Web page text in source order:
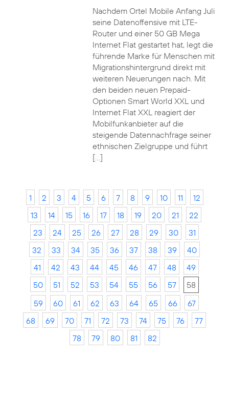
Nachdem Ortel Mobile Anfang Juli
seine Datenoffensive mit LTE-
Router und einer 50 GB Mega
Internet Flat gestartet hat, legt die
führende Marke für Menschen mit
Migrationshintergrund direkt mit
weiteren Neuerungen nach. Mit
den beiden neuen Prepaid-
Optionen Smart World XXL und
Internet Flat XXL reagiert der
Mobilfunkanbieter auf die
steigende Datennachfrage seiner
ethnischen Zielgruppe und führt
[…]
1 2 3 4 5 6 7 8 9 10 11
12
13
14 15 16 17 18 19 20 21
22
23
24 25 26 27 28 29 30
31
32
33 34 35 36 37 38 39
40
41
42 43 44 45 46 47 48
49
50
51 52 53 54 55 56 57
58
59
60 61 62 63 64 65 66
67
68
69 70 71 72 73 74 75 76
77
78
79 80 81 82